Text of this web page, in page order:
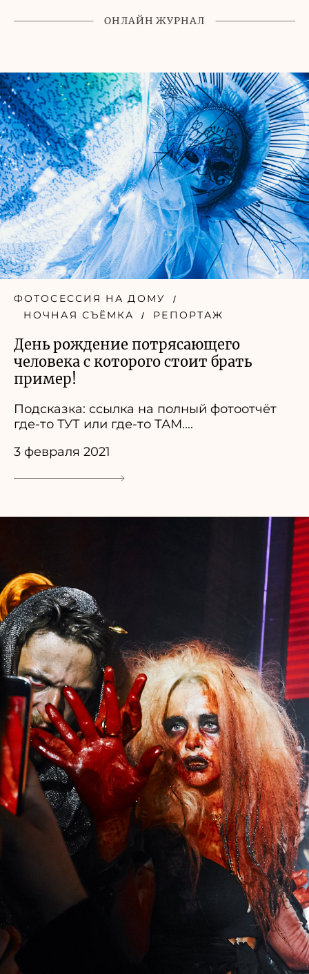
ОНЛАЙН ЖУРНАЛ
ФОТОСЕССИЯ НА ДОМУ
НОЧНАЯ СЪЁМКА
РЕПОРТАЖ
День рождение потрясающего
человека с которого стоит брать
пример!
Подсказка: ссылка на полный фотоотчёт
где-то ТУТ или где-то ТАМ....
3 февраля 2021